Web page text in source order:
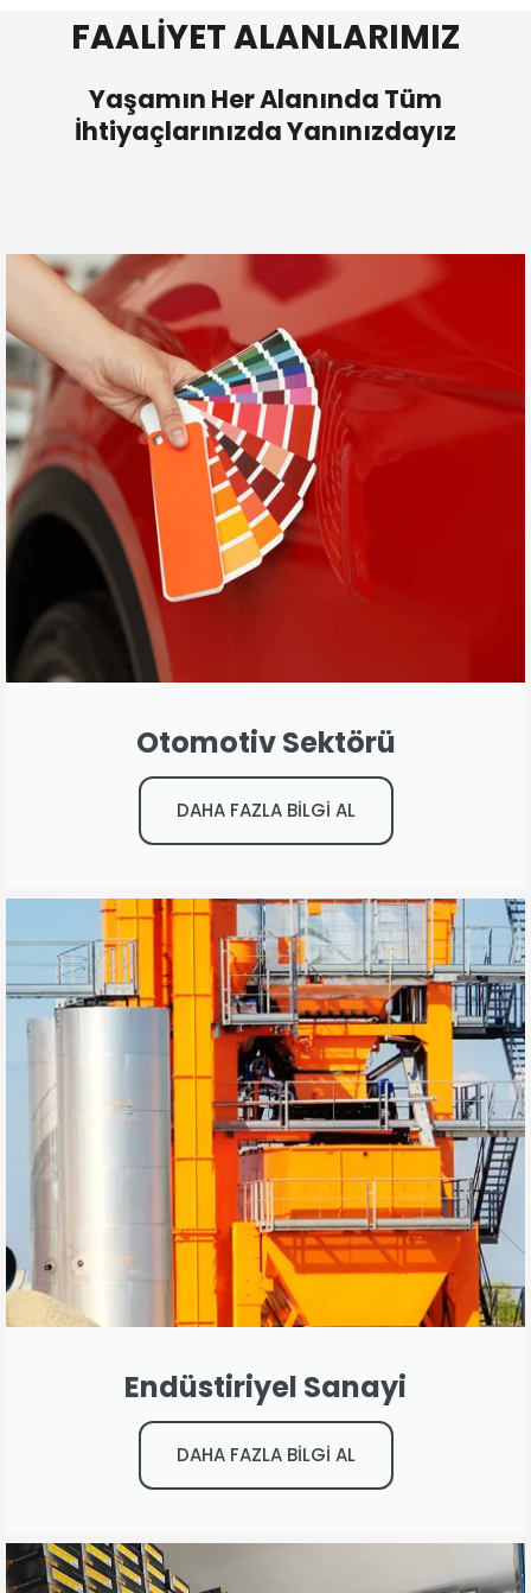
FAALİYET ALANLARIMIZ
Yaşamın Her Alanında Tüm
İhtiyaçlarınızda Yanınızdayız
Otomotiv Sektörü
DAHA FAZLA BİLGİ AL
Endüstiriyel Sanayi
DAHA FAZLA BİLGİ AL